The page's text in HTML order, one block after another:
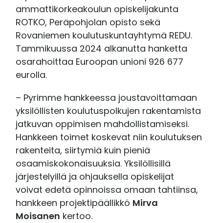
ammattikorkeakoulun opiskelijakunta
ROTKO, Peräpohjolan opisto sekä
Rovaniemen koulutuskuntayhtymä REDU.
Tammikuussa 2024 alkanutta hanketta
osarahoittaa Euroopan unioni 926 677
eurolla.
– Pyrimme hankkeessa joustavoittamaan
yksilöllisten koulutuspolkujen rakentamista
jatkuvan oppimisen mahdollistamiseksi.
Hankkeen toimet koskevat niin koulutuksen
rakenteita, siirtymiä kuin pieniä
osaamiskokonaisuuksia. Yksilöllisillä
järjestelyillä ja ohjauksella opiskelijat
voivat edetä opinnoissa omaan tahtiinsa,
hankkeen projektipäällikkö Mirva
Moisanen kertoo.